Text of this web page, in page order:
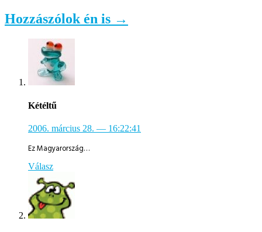
Hozzászólok én is →
Kétéltű
2006. március 28. — 16:22:41
Ez Magyarország…
Válasz